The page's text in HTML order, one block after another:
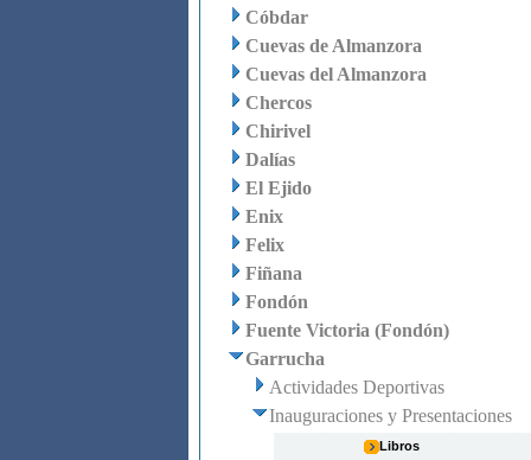
Cóbdar
Cuevas de Almanzora
Cuevas del Almanzora
Chercos
Chirivel
Dalías
El Ejido
Enix
Felix
Fiñana
Fondón
Fuente Victoria (Fondón)
Garrucha
Actividades Deportivas
Inauguraciones y Presentaciones
Libros